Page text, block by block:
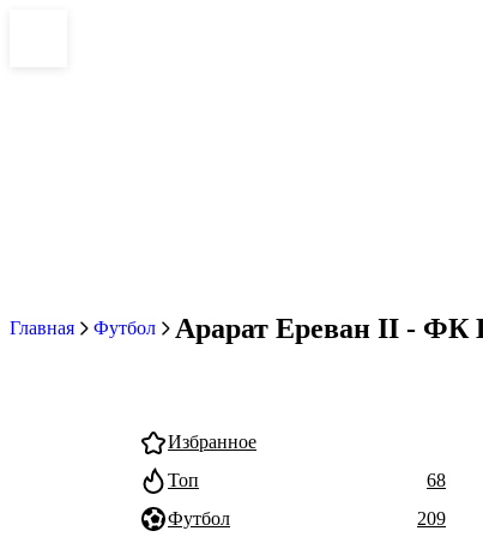
Главная Футбол Арарат Ереван II - ФК
Избранное
Топ
68
Футбол
209